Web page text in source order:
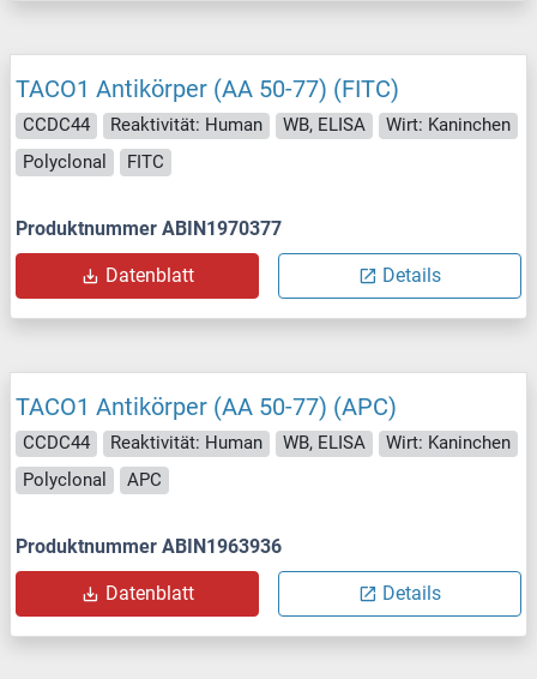
TACO1 Antikörper (AA 50-77) (FITC)
CCDC44 Reaktivität: Human WB, ELISA
Wirt: Kaninchen
Polyclonal
FITC
Produktnummer ABIN1970377
Datenblatt Details
TACO1 Antikörper (AA 50-77) (APC)
CCDC44 Reaktivität: Human WB, ELISA
Wirt: Kaninchen
Polyclonal
APC
Produktnummer ABIN1963936
Datenblatt Details